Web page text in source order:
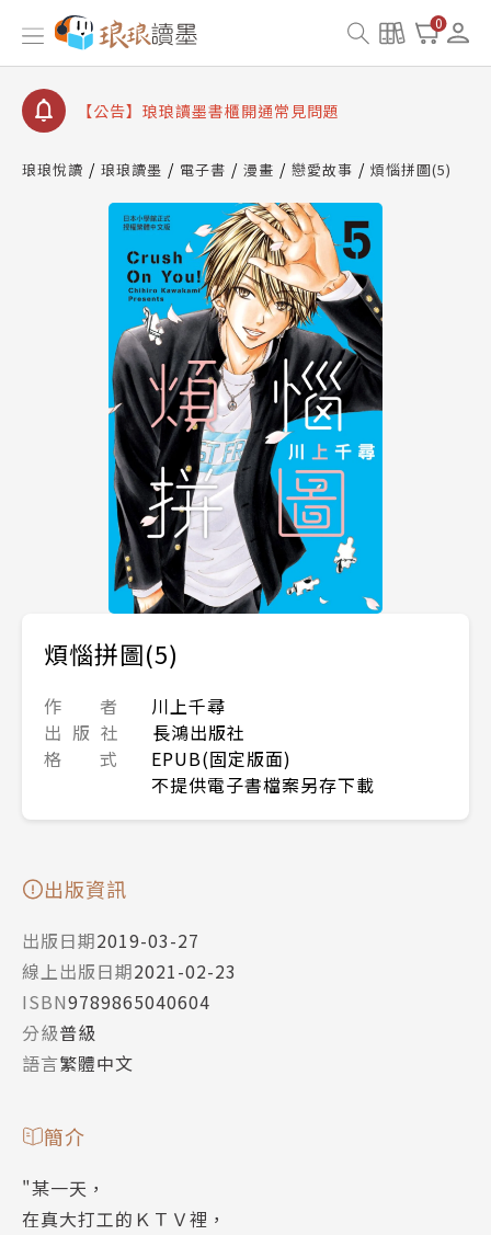
0
【公告】琅琅讀墨數位閱讀資產合併與書櫃開通申請
【公告】琅琅讀墨書櫃開通常見問題
【公告】琅琅讀墨 3 分鐘完成書櫃開通與資產合併申
請圖文教學
查詢
【公告】琅琅讀墨數位閱讀資產合併與書櫃開通申請
琅琅悅讀 琅琅讀墨 電子書 漫畫 戀愛故事 煩惱拼圖(5)
煩惱拼圖(5)
作 者
川上千尋
出 版 社
長鴻出版社
格 式
EPUB(固定版面)
不提供電子書檔案另存下載
出版資訊
出版日期2019-03-27
線上出版日期2021-02-23
ISBN9789865040604
分級普級
語言繁體中文
簡介
"某一天，
在真大打工的ＫＴＶ裡，